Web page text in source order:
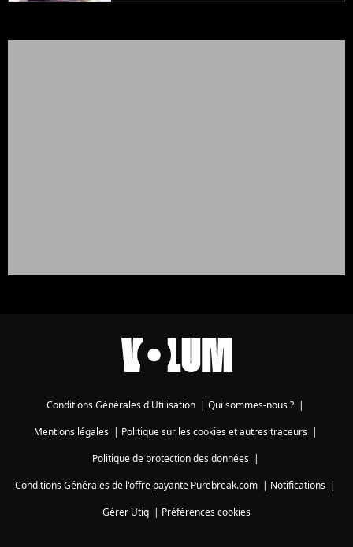
Conditions Générales d'Utilisation Qui sommes-nous ?
Mentions légales| Politique sur les cookies et autres traceurs|
Politique de protection des données|
Conditions Générales de l'offre payante Purebreak.com
Notifications
Gérer Utiq
Préférences cookies